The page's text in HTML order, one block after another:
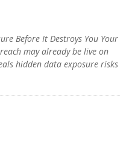
Before It Destroys You Your
may already be live on
hidden data exposure risks